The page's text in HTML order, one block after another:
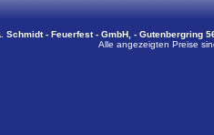
Schmidt - Feuerfest - GmbH, - Gutenbergring
Alle angezeigten Preise